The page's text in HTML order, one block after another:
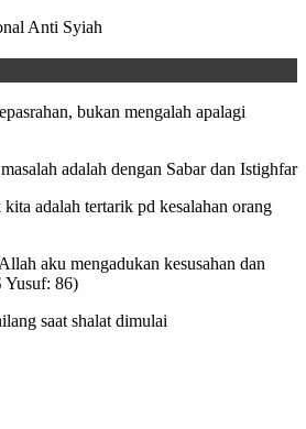
bukan mengalah apalagi
adalah dengan Sabar dan Istighfar
adalah tertarik pd kesalahan orang
aku mengadukan kesusahan dan
Yusuf: 86)
saat shalat dimulai